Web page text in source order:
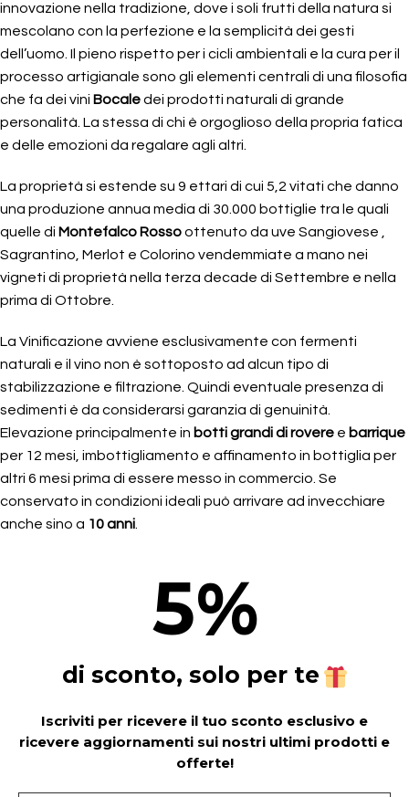
innovazione nella tradizione, dove i soli frutti della natura si
mescolano con la perfezione e la semplicità dei gesti
dell’uomo. Il pieno rispetto per i cicli ambientali e la cura per il
processo artigianale sono gli elementi centrali di una filosofia
che fa dei vini Bocaledei prodotti naturali di grande
personalità. La stessa di chi è orgoglioso della propria fatica
e delle emozioni da regalare agli altri.
La proprietà si estende su 9 ettari di cui 5,2 vitati che danno
una produzione annua media di 30.000 bottiglie tra le quali
quelle di Montefalco Rossoottenuto da uve Sangiovese ,
Sagrantino, Merlot e Colorino vendemmiate a mano nei
vigneti di proprietà nella terza decade di Settembre e nella
prima di Ottobre.
La Vinificazione avviene esclusivamente con fermenti
naturali e il vino non è sottoposto ad alcun tipo di
stabilizzazione e filtrazione. Quindi eventuale presenza di
sedimenti è da considerarsi garanzia di genuinità.
Elevazione principalmente in botti grandi di rovere e barrique
per 12 mesi, imbottigliamento e affinamento in bottiglia per
altri 6 mesi prima di essere messo in commercio. Se
conservato in condizioni ideali può arrivare ad invecchiare
anche sino a 10 anni
5%
di sconto, solo per te
Iscriviti per ricevere il tuo sconto esclusivo e
ricevere aggiornamenti sui nostri ultimi prodotti e
offerte!